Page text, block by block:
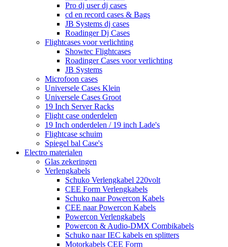
Pro dj user dj cases
cd en record cases & Bags
JB Systems dj cases
Roadinger Dj Cases
Flightcases voor verlichting
Showtec Flightcases
Roadinger Cases voor verlichting
JB Systems
Microfoon cases
Universele Cases Klein
Universele Cases Groot
19 Inch Server Racks
Flight case onderdelen
19 Inch onderdelen / 19 inch Lade's
Flightcase schuim
Spiegel bal Case's
Electro materialen
Glas zekeringen
Verlengkabels
Schuko Verlengkabel 220volt
CEE Form Verlengkabels
Schuko naar Powercon Kabels
CEE naar Powercon Kabels
Powercon Verlengkabels
Powercon & Audio-DMX Combikabels
Schuko naar IEC kabels en splitters
Motorkabels CEE Form